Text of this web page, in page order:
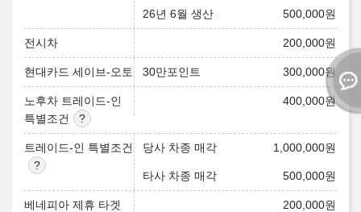
26년 6월 생산 500,000원
전시차 200,000원
현대카드 세이브-오토 30만포인트 300,000원
노후차 트레이드-인
특별조건
400,000원
트레이드-인 특별조건 당사 차종 매각 1,000,000원
타사 차종 매각 500,000원
베네피아 제휴 타겟 200,000원